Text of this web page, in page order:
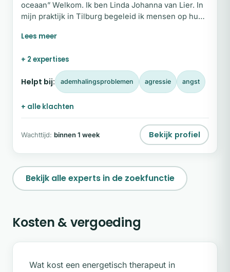
oceaan” Welkom. Ik ben Linda Johanna van Lier. In
mijn praktijk in Tilburg begeleid ik mensen op hun
Met ruim twintig jaar ervaring in de zorg en
voor volwassenen, met een specialisatie in
hoogsensitiviteit (HSP) en burn-out.
+ 2 expertises
Helpt bij: ademhalingsproblemen agressie angst
+ alle klachten
Wachttijd: binnen 1 week Bekijk profiel
Bekijk alle experts in de zoekfunctie
Kosten & vergoeding
Wat kost een energetisch therapeut in